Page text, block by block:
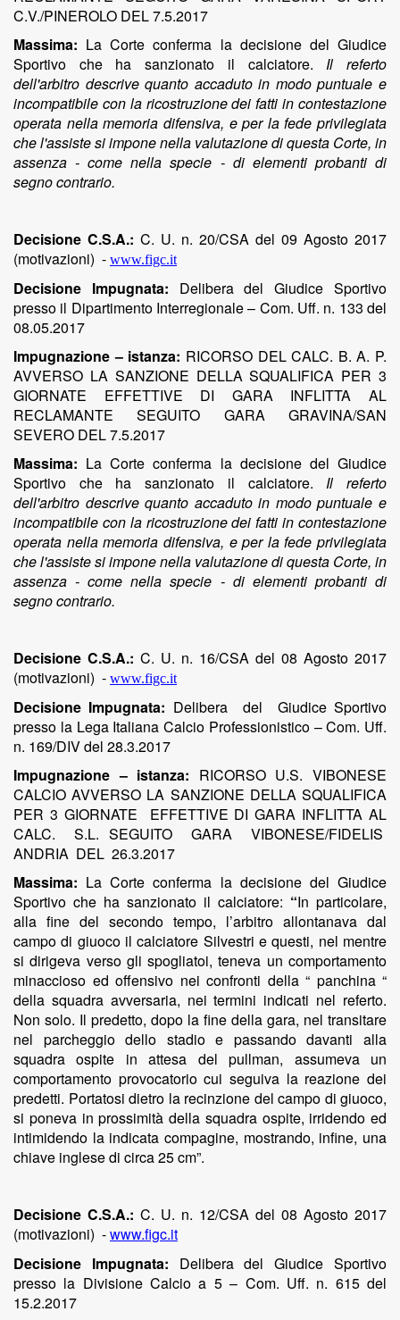
C.V./PINEROLO DEL 7.5.2017
Massima: La Corte conferma la decisione del Giudice
Sportivo che ha sanzionato il calciatore.Il referto
dell'arbitro descrive quanto accaduto in modo puntuale e
incompatibile con la ricostruzione dei fatti in contestazione
operata nella memoria difensiva, e per la fede privilegiata
che l'assiste si impone nella valutazione di questa Corte, in
assenza - come nella specie - di elementi probanti di
segno contrario.
Decisione C.S.A.: C. U. n. 20/CSA del 09 Agosto 2017
(motivazioni) - www.figc.it
Decisione Impugnata: Delibera del Giudice Sportivo
presso il Dipartimento Interregionale – Com. Uff. n. 133 del
08.05.2017
Impugnazione – istanza: RICORSO DEL CALC. B. A. P.
AVVERSO LA SANZIONE DELLA SQUALIFICA PER 3
GIORNATE EFFETTIVE DI GARA INFLITTA AL
RECLAMANTE SEGUITO GARA GRAVINA/SAN
SEVERO DEL 7.5.2017
Massima: La Corte conferma la decisione del Giudice
Sportivo che ha sanzionato il calciatore.Il referto
dell'arbitro descrive quanto accaduto in modo puntuale e
incompatibile con la ricostruzione dei fatti in contestazione
operata nella memoria difensiva, e per la fede privilegiata
che l'assiste si impone nella valutazione di questa Corte, in
assenza - come nella specie - di elementi probanti di
segno contrario.
Decisione C.S.A.: C. U. n. 16/CSA del 08 Agosto 2017
(motivazioni) - www.figc.it
Decisione Impugnata: Delibera del Giudice Sportivo
presso la Lega Italiana Calcio Professionistico – Com. Uff.
n. 169/DIV del 28.3.2017
Impugnazione – istanza: RICORSO U.S. VIBONESE
CALCIO AVVERSO LA SANZIONE DELLA SQUALIFICA
PER 3 GIORNATE EFFETTIVE DI GARA INFLITTA AL
CALC. S.L. SEGUITO GARA VIBONESE/FIDELIS
ANDRIA DEL 26.3.2017
Massima: La Corte conferma la decisione del Giudice
Sportivo che ha sanzionato il calciatore: “In particolare,
alla fine del secondo tempo, l’arbitro allontanava dal
campo di giuoco il calciatore Silvestri e questi, nel mentre
si dirigeva verso gli spogliatoi, teneva un comportamento
minaccioso ed offensivo nei confronti della “ panchina “
della squadra avversaria, nei termini indicati nel referto.
Non solo. Il predetto, dopo la fine della gara, nel transitare
nel parcheggio dello stadio e passando davanti alla
squadra ospite in attesa del pullman, assumeva un
comportamento provocatorio cui seguiva la reazione dei
predetti. Portatosi dietro la recinzione del campo di giuoco,
si poneva in prossimità della squadra ospite, irridendo ed
intimidendo la indicata compagine, mostrando, infine, una
chiave inglese di circa 25 cm”.
Decisione C.S.A.: C. U. n. 12/CSA del 08 Agosto 2017
(motivazioni) -www.figc.it
Decisione Impugnata: Delibera del Giudice Sportivo
presso la Divisione Calcio a 5 – Com. Uff. n. 615 del
15.2.2017